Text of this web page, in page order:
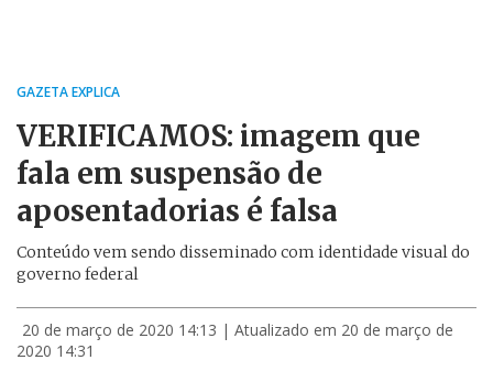
GAZETA EXPLICA
VERIFICAMOS: imagem que
fala em suspensão de
aposentadorias é falsa
Conteúdo vem sendo disseminado com identidade visual do
governo federal
20 de março de 2020 14:13 | Atualizado em 20 de março de
2020 14:31